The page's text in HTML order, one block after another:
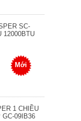
SC-
12000BTU
Mới
1 CHIỀU
GC-09IB36